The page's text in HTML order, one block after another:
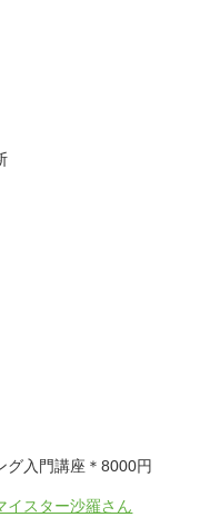
グ入門講座＊8000円
イスター沙羅さん